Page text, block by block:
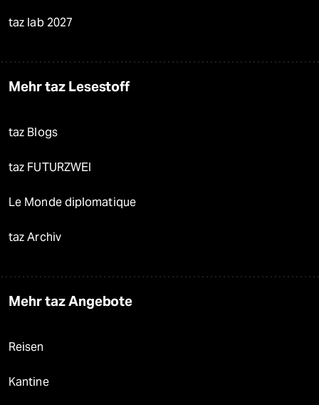
taz lab 2027
Mehr taz Lesestoff
taz Blogs
taz FUTURZWEI
Le Monde diplomatique
taz Archiv
Mehr taz Angebote
Reisen
Kantine